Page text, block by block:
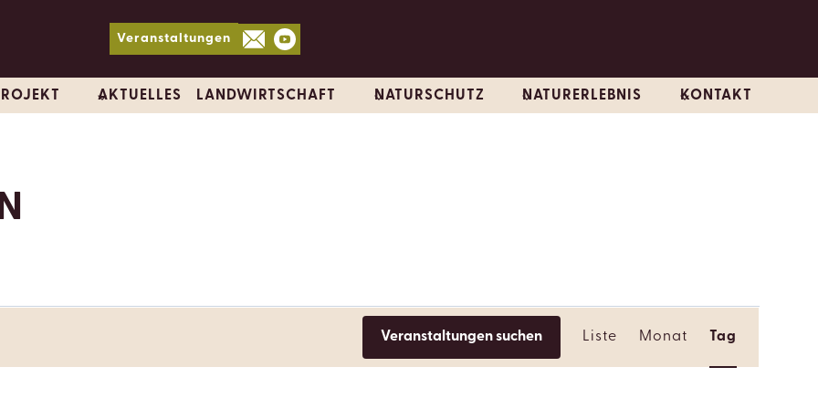
Veranstaltungen
AKTUELLES LANDWIRTSCHAFT NATURSCHUTZ NATURERLEBNIS KONTAKT
Veranstaltungen suchen
ANSICHTEN-
NAVIGATION
Liste Monat Tag